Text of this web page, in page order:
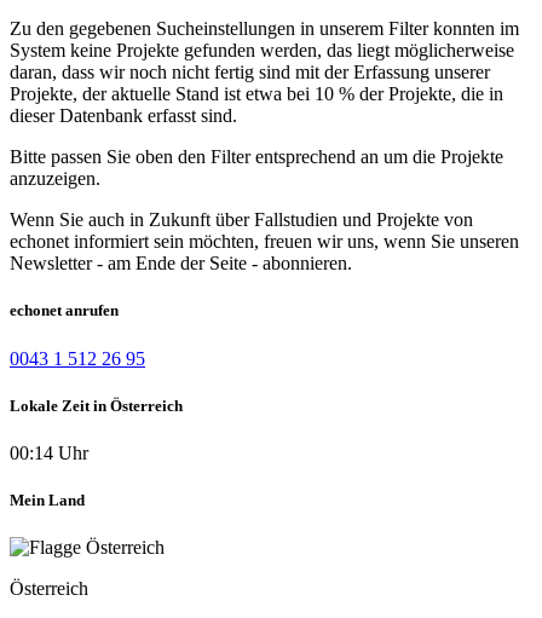
Zu den gegebenen Sucheinstellungen in unserem Filter konnten im
System keine Projekte gefunden werden, das liegt möglicherweise
daran, dass wir noch nicht fertig sind mit der Erfassung unserer
Projekte, der aktuelle Stand ist etwa bei 10 % der Projekte, die in
dieser Datenbank erfasst sind.
Bitte passen Sie oben den Filter entsprechend an um die Projekte
anzuzeigen.
Wenn Sie auch in Zukunft über Fallstudien und Projekte von
echonet informiert sein möchten, freuen wir uns, wenn Sie unseren
Newsletter - am Ende der Seite - abonnieren.
echonet anrufen
0043 1 512 26 95
Lokale Zeit in Österreich
00:14 Uhr
Mein Land
Österreich